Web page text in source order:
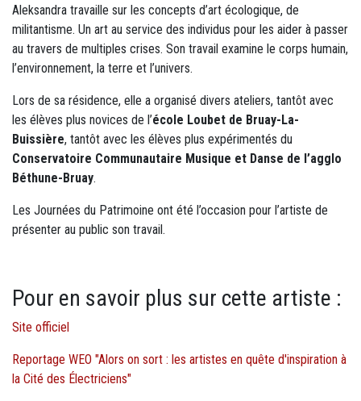
Aleksandra travaille sur les concepts d’art écologique, de
militantisme. Un art au service des individus pour les aider à passer
au travers de multiples crises. Son travail examine le corps humain,
l’environnement, la terre et l’univers.
Lors de sa résidence, elle a organisé divers ateliers, tantôt avec
les élèves plus novices de l’école Loubet de Bruay-La-
Buissière, tantôt avec les élèves plus expérimentés du
Conservatoire Communautaire Musique et Danse de l’agglo
Béthune-Bruay.
Les Journées du Patrimoine ont été l’occasion pour l’artiste de
présenter au public son travail.
Pour en savoir plus sur cette artiste :
Site officiel
Reportage WEO "Alors on sort : les artistes en quête d'inspiration à
la Cité des Électriciens"